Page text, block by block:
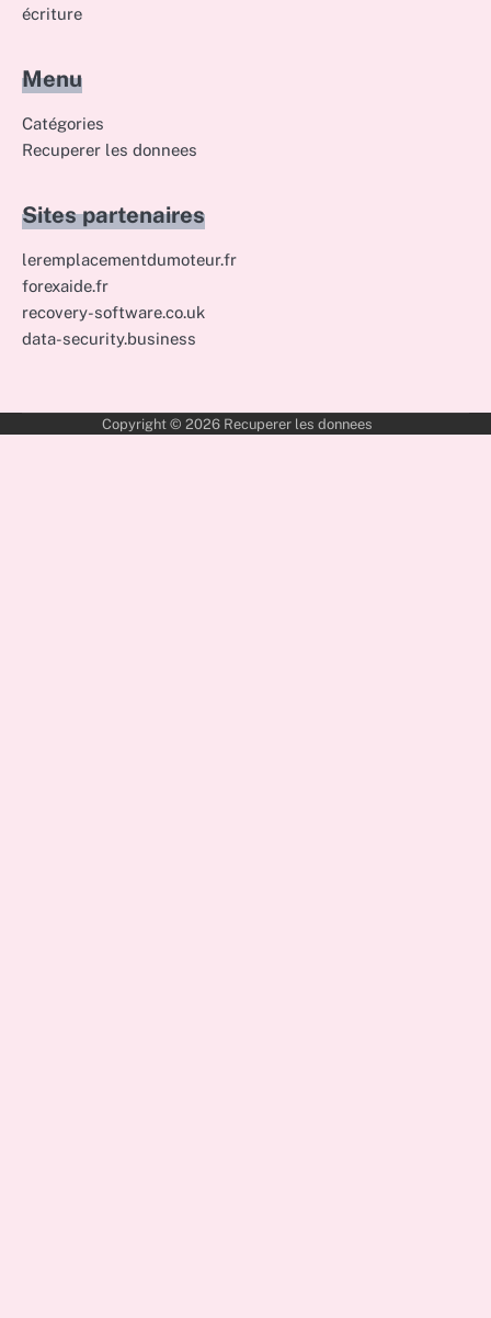
écriture
Menu
Catégories
Recuperer les donnees
Sites partenaires
leremplacementdumoteur.fr
forexaide.fr
recovery-software.co.uk
data-security.business
Copyright © 2026 Recuperer les donnees